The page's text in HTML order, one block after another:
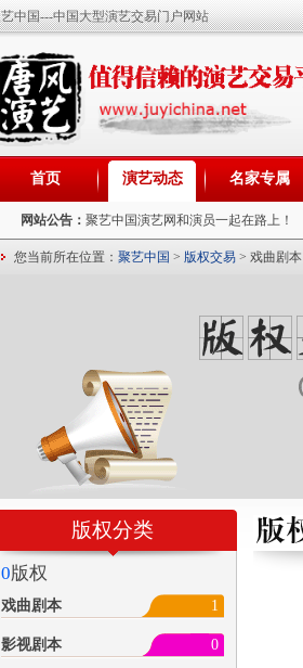
中国---中国大型演艺交易门户网站
首页 演艺动态 名家专属
网站公告： 聚艺中国演艺网和演员一起在路上！
您当前所在位置： 聚艺中国 > 版权交易 > 戏曲剧本
版权分类
0版权
1
戏曲剧本
0
影视剧本